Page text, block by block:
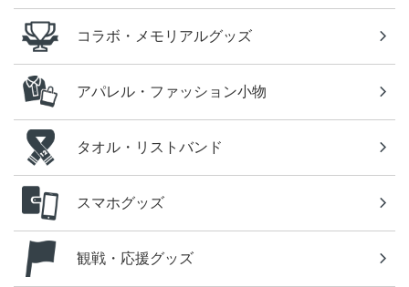
コラボ・メモリアルグッズ
アパレル・ファッション小物
タオル・リストバンド
スマホグッズ
観戦・応援グッズ